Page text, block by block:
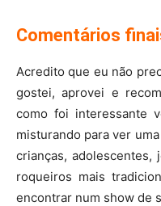
Comentários
Acredito que eu não
gostei, aprovei e
como foi interessante
misturando para ver
crianças,
roqueiros mais
encontrar num show de